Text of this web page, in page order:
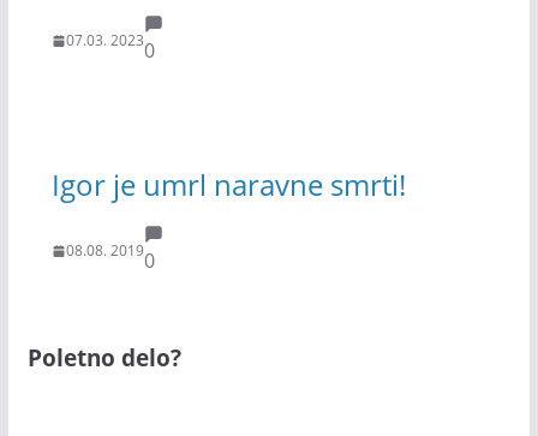
07.03. 20230
Igor je umrl naravne smrti!
08.08. 20190
Poletno delo?